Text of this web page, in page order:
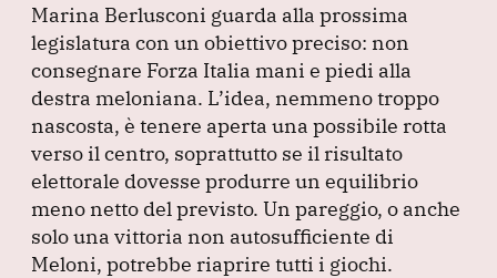
Marina Berlusconi guarda alla prossima
legislatura con un obiettivo preciso: non
consegnare Forza Italia mani e piedi alla
destra meloniana. L’idea, nemmeno troppo
nascosta, è tenere aperta una possibile rotta
verso il centro, soprattutto se il risultato
elettorale dovesse produrre un equilibrio
meno netto del previsto. Un pareggio, o anche
solo una vittoria non autosufficiente di
Meloni, potrebbe riaprire tutti i giochi.